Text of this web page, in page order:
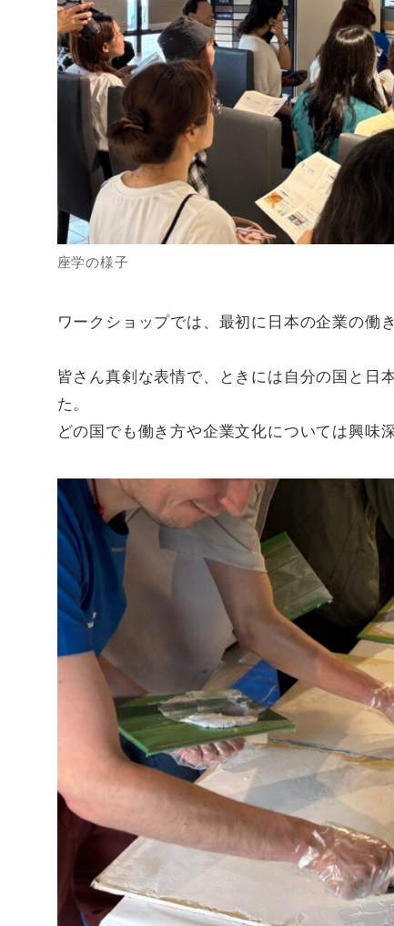
座学の様子
ワークショップでは、最初に日本の企業の働
皆さん真剣な表情で、ときには自分の国と日
た。
どの国でも働き方や企業文化については興味